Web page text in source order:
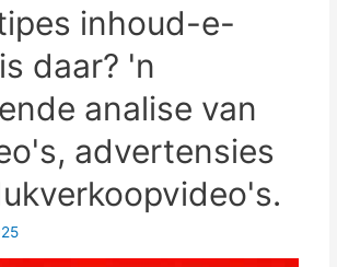
inhoud-e-
daar? 'n
analise van
advertensies